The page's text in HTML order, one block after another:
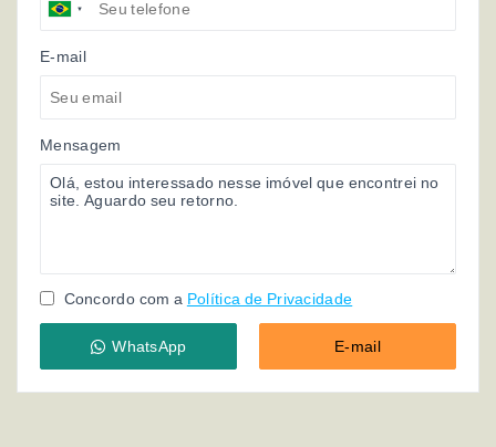
E-mail
Mensagem
Concordo com a Política de Privacidade
WhatsApp E-mail